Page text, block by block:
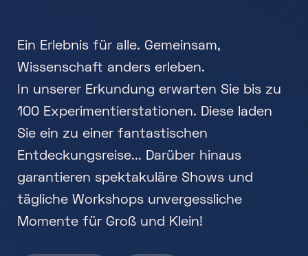
Ein Er ebnis für a e. Gemeinsam,
Wissenschaft anders er eben.
n unserer Erkundung erwarten Sie bis zu
1 00 Experimentierstationen. Diese aden
Sie ein zu einer fantastischen
Entdeckungsreise... Darü ber hinaus
garantieren spekta ku äre S hows und
täg iche Workshops unvergess iche
M omente für Groß und K ein!